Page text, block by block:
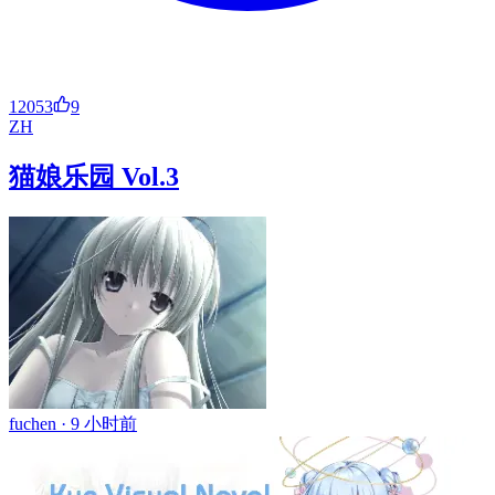
12053
9
ZH
猫娘乐园 Vol.3
fuchen · 9 小时前